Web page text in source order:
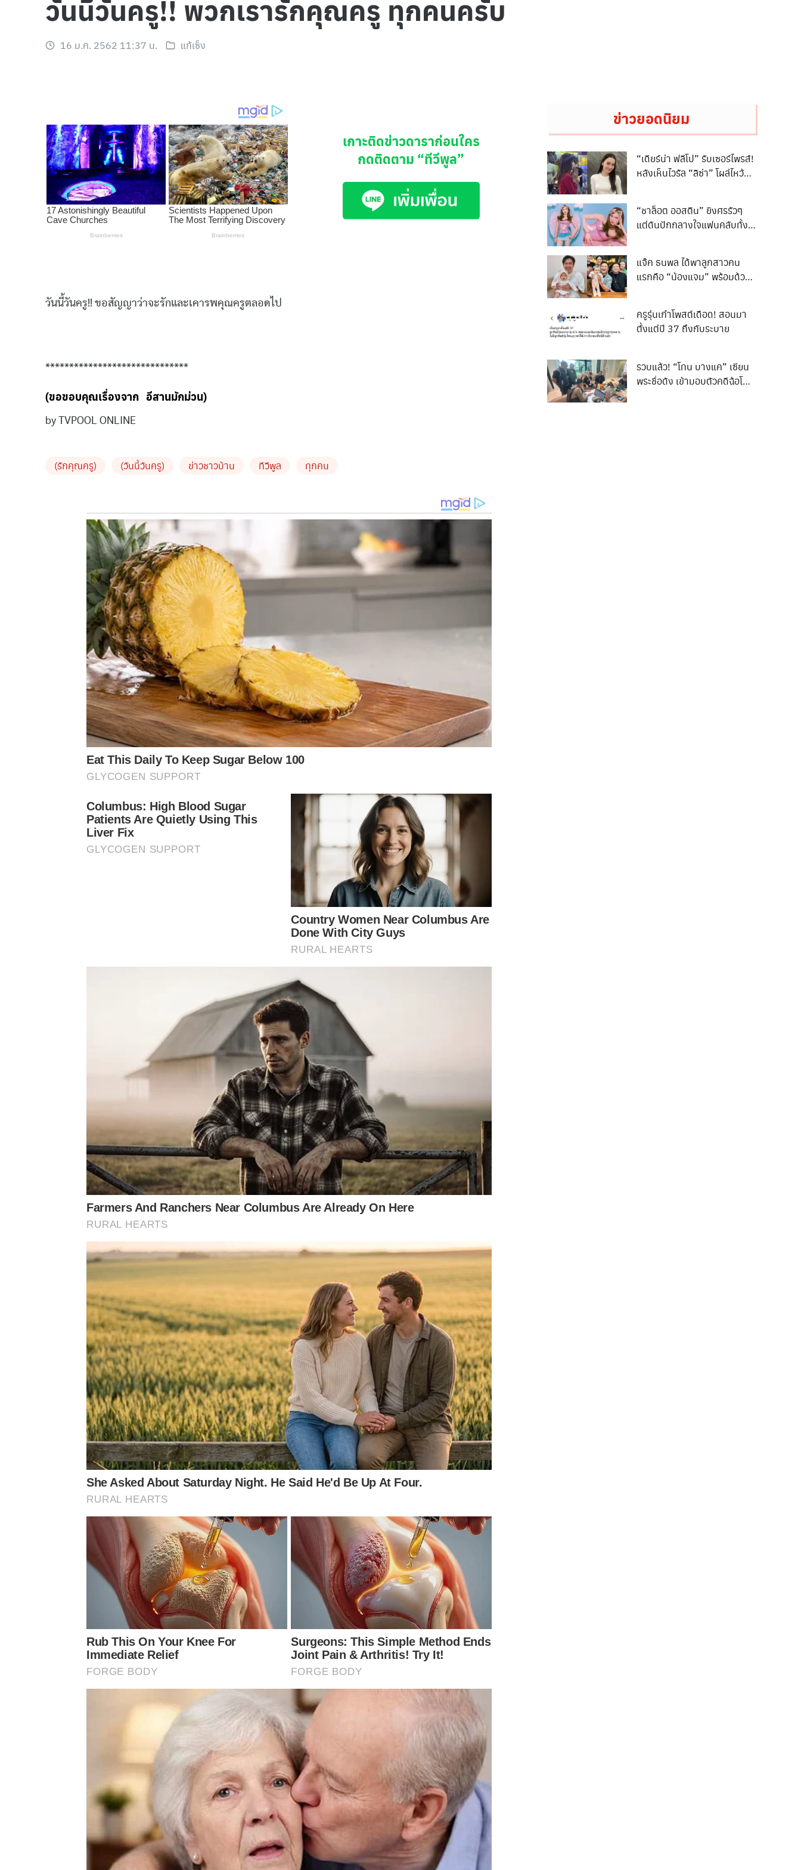
วันนี้วันครู!! พวกเรารักคุณครู ทุกคนครับ
16 ม.ค. 2562 11:37 น. แก้เซ็ง
เกาะติดข่าวดาราก่อนใคร
กดติดตาม “ทีวีพูล”
วันนี้วันครู!! ขอสัญญาว่าจะรักและเคารพคุณครูตลอดไป
******************************
(ขอขอบคุณเรื่องจาก อีสานมักม่วน)
by TVPOOL ONLINE
(รักคุณครู) (วันนี้วันครู) ข่าวชาวบ้าน ทีวีพูล ทุกคน
Eat This Daily To Keep Sugar Below 100
GLYCOGEN SUPPORT
Columbus: High Blood Sugar
Patients Are Quietly Using This
Liver Fix
GLYCOGEN SUPPORT
Country Women Near Columbus Are
Done With City Guys
RURAL HEARTS
Farmers And Ranchers Near Columbus Are Already On Here
RURAL HEARTS
She Asked About Saturday Night. He Said He'd Be Up At Four.
RURAL HEARTS
Rub This On Your Knee For
Immediate Relief
FORGE BODY
Surgeons: This Simple Method Ends
Joint Pain & Arthritis! Try It!
FORGE BODY
ข่าวยอดนิยม
“เดียร์น่า ฟลีโป” รับเซอร์ไพรส์!
หลังเห็นไวรัล “ลิซ่า” โผล่ไหว้
“ชาล็อต ออสติน” ยิงศรรัวๆ
แต่ดันปักกลางใจแฟนคลับทั้ง
แจ๊ค ธนพล ได้พาลูกสาวคน
แรกคือ “น้องแจม” พร้อมด้วย
เอก” เอกชัย ศรีวิชัย
ครูรุ่นเก๋าโพสต์เดือด! สอนมา
ตั้งแต่ปี 37 ถึงกับระบาย
รวบแล้ว! “โทน บางแค” เซียน
พระชื่อดัง เข้ามอบตัวคดีฉ้อโกง